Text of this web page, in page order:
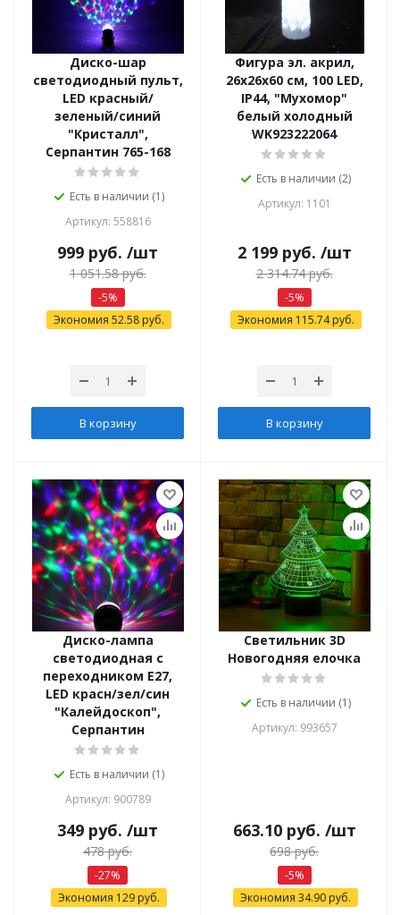
Диско-шар
светодиодный пульт,
LED красный/
зеленый/синий
"Кристалл",
Серпантин 765-168
Есть в наличии (1)
Артикул: 558816
999 руб. /шт
1 051.58руб.
-5%
Экономия 52.58 руб.
В корзину
Фигура эл. акрил,
26х26х60 см, 100 LED,
IP44, "Мухомор"
белый холодный
WK923222064
Есть в наличии (2)
Артикул: 1101
2 199руб. /шт
2 314.74руб.
-5%
Экономия 115.74руб.
В корзину
Диско-лампа
светодиодная с
переходником Е27,
LED красн/зел/син
"Калейдоскоп",
Серпантин
Есть в наличии (1)
Артикул: 900789
349 руб. /шт
478руб.
-27%
Экономия 129 руб.
Светильник 3D
Новогодняя елочка
Есть в наличии (1)
Артикул: 993657
663.10руб. /шт
698руб.
-5%
Экономия 34.90 руб.